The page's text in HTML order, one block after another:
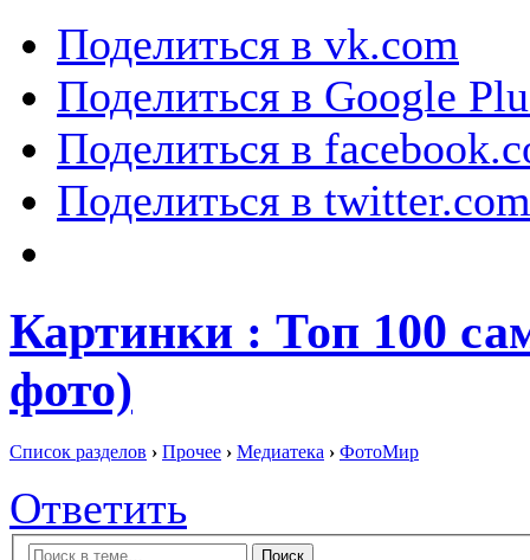
Поделиться в vk.com
Поделиться в Google
Поделиться в
Поделиться в twitter.com
Картинки : Топ 100
фото)
Список разделов › Прочее › Медиатека › ФотоМир
Ответить